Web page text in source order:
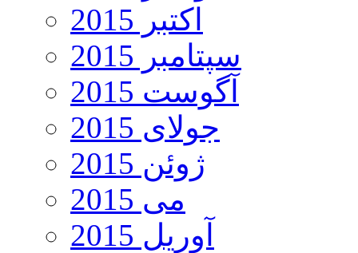
اکتبر 2015
سپتامبر 2015
آگوست 2015
جولای 2015
ژوئن 2015
می 2015
آوریل 2015